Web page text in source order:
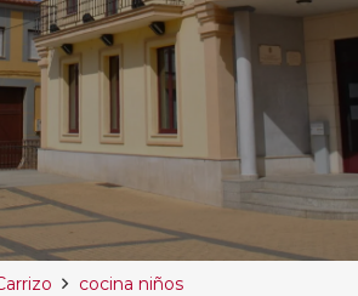
cocina niños